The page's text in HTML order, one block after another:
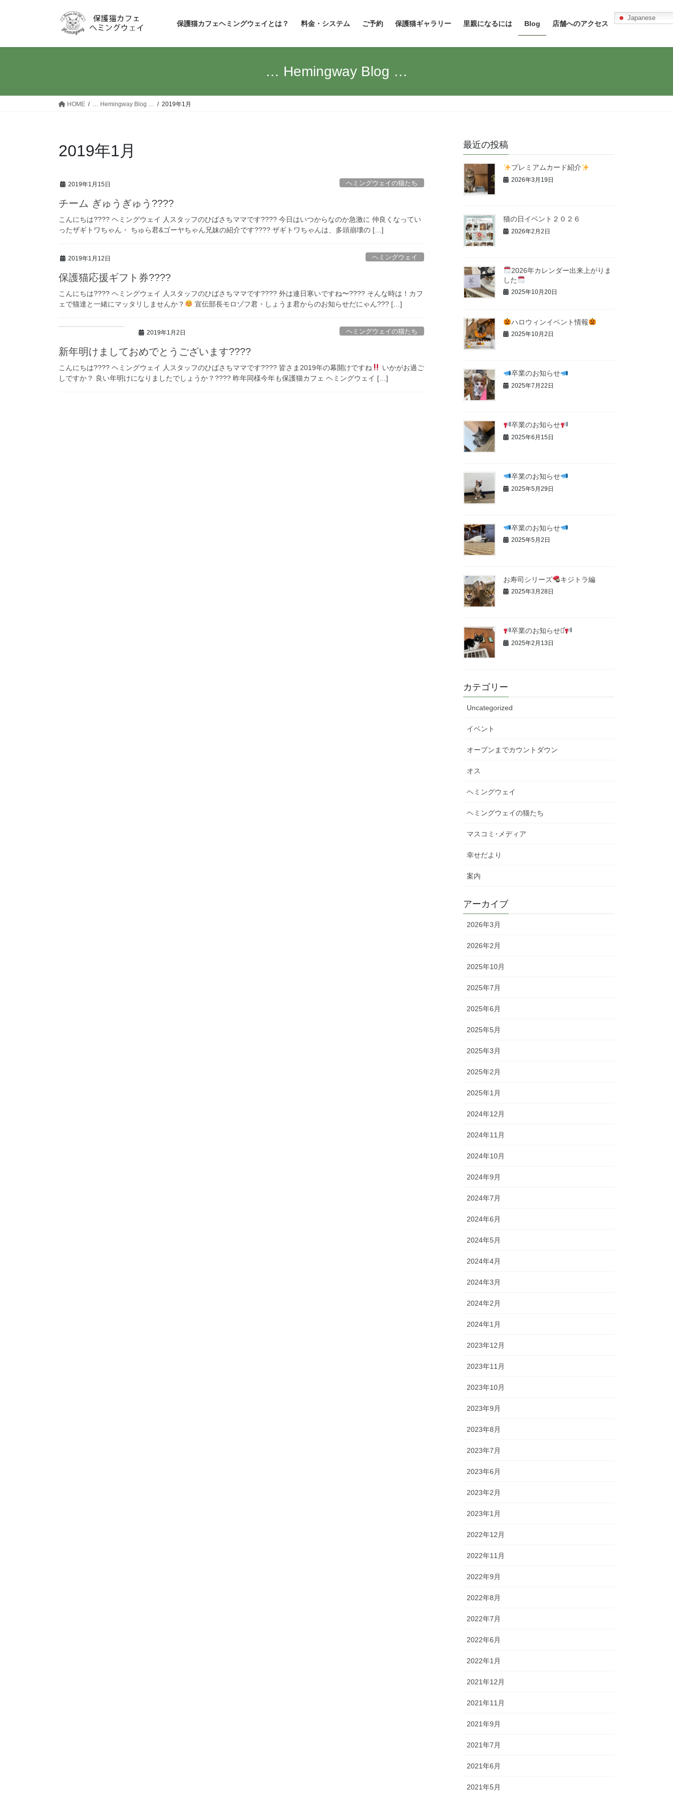
保護猫カフェヘミングウェイとは？ 料金・システム ご予約 保護猫ギャラリー 里親になるには Blog 店舗へのアクセス
Japanese
… Hemingway Blog …
HOME … Hemingway Blog … 2019年1月
2019年1月
2019年1月15日 ヘミングウェイの猫たち
チーム ぎゅうぎゅう????
こんにちは???? ヘミングウェイ 人スタッフのひばさちママです???? 今日はいつからなのか急激に 仲良くなってい
ったザギトワちゃん・ ちゅら君&ゴーヤちゃん兄妹の紹介です???? ザギトワちゃんは、多頭崩壊の […]
2019年1月12日 ヘミングウェイ
保護猫応援ギフト券????
こんにちは???? ヘミングウェイ 人スタッフのひばさちママです???? 外は連日寒いですね〜???? そんな時は！カフ
ェで猫達と一緒にマッタリしませんか？
宣伝部長モロゾフ君・しょうま君からのお知らせだにゃん??? […]
2019年1月2日 ヘミングウェイの猫たち
新年明けましておめでとうございます????
こんにちは???? ヘミングウェイ 人スタッフのひばさちママです???? 皆さま2019年の幕開けですね
いかがお過ご
しですか？ 良い年明けになりましたでしょうか？???? 昨年同様今年も保護猫カフェ ヘミングウェイ […]
最近の投稿
プレミアムカード紹介
2026年3月19日
猫の日イベント２０２６
2026年2月2日
2026年カレンダー出来上がりま
した
2025年10月20日
ハロウィンイベント情報
2025年10月2日
卒業のお知らせ
2025年7月22日
卒業のお知らせ
2025年6月15日
卒業のお知らせ
2025年5月29日
卒業のお知らせ
2025年5月2日
お寿司シリーズ キジトラ編
2025年3月28日
卒業のお知らせ⋆͛
2025年2月13日
カテゴリー
Uncategorized
イベント
オープンまでカウントダウン
オス
ヘミングウェイ
ヘミングウェイの猫たち
マスコミ･メディア
幸せだより
案内
アーカイブ
2026年3月
2026年2月
2025年10月
2025年7月
2025年6月
2025年5月
2025年3月
2025年2月
2025年1月
2024年12月
2024年11月
2024年10月
2024年9月
2024年7月
2024年6月
2024年5月
2024年4月
2024年3月
2024年2月
2024年1月
2023年12月
2023年11月
2023年10月
2023年9月
2023年8月
2023年7月
2023年6月
2023年2月
2023年1月
2022年12月
2022年11月
2022年9月
2022年8月
2022年7月
2022年6月
2022年1月
2021年12月
2021年11月
2021年9月
2021年7月
2021年6月
2021年5月